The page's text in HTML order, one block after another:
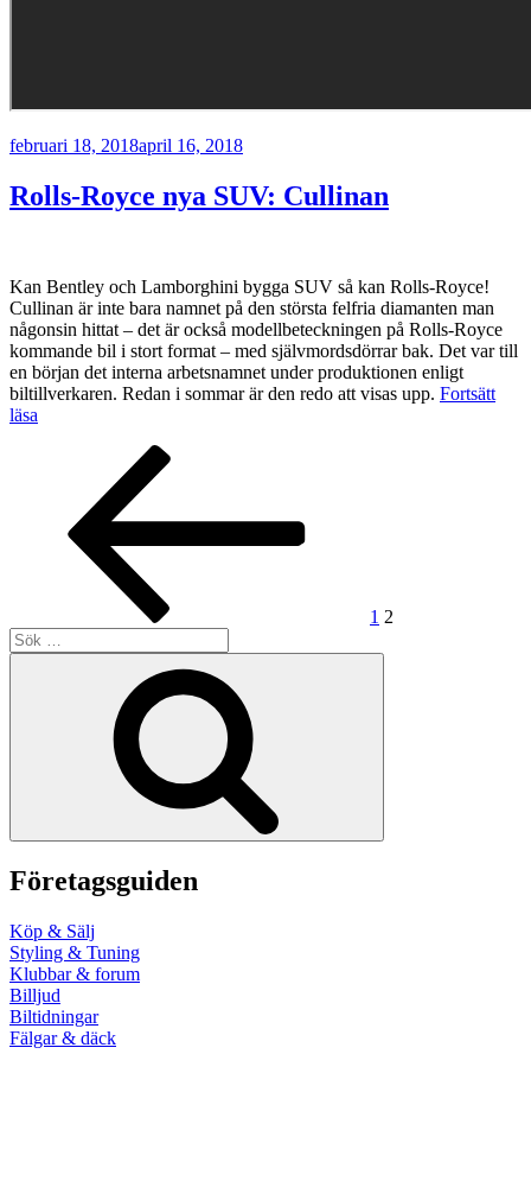
Publicerat
februari 18, 2018april 16, 2018
Rolls-Royce nya SUV: Cullinan
Kan Bentley och Lamborghini bygga SUV så kan Rolls-Royce!
Cullinan är inte bara namnet på den största felfria diamanten man
någonsin hittat – det är också modellbeteckningen på Rolls-Royce
kommande bil i stort format – med självmordsdörrar bak. Det var till
en början det interna arbetsnamnet under produktionen enligt
biltillverkaren. Redan i sommar är den redo att visas upp. Fortsätt
läsa
Cullinan”
Inläggsnavigering
1 2
Sök
efter:
Företagsguiden
Köp & Sälj
Styling & Tuning
Klubbar & forum
Billjud
Biltidningar
Fälgar & däck